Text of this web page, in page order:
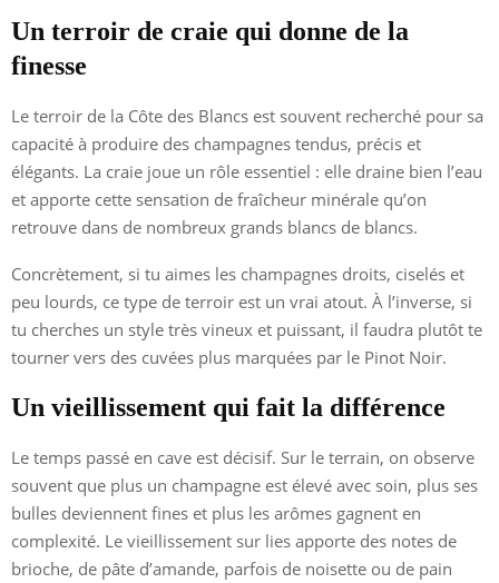
Un terroir de craie qui donne de la
finesse
Le terroir de la Côte des Blancs est souvent recherché pour sa
capacité à produire des champagnes tendus, précis et
élégants. La craie joue un rôle essentiel : elle draine bien l’eau
et apporte cette sensation de fraîcheur minérale qu’on
retrouve dans de nombreux grands blancs de blancs.
Concrètement, si tu aimes les champagnes droits, ciselés et
peu lourds, ce type de terroir est un vrai atout. À l’inverse, si
tu cherches un style très vineux et puissant, il faudra plutôt te
tourner vers des cuvées plus marquées par le Pinot Noir.
Un vieillissement qui fait la différence
Le temps passé en cave est décisif. Sur le terrain, on observe
souvent que plus un champagne est élevé avec soin, plus ses
bulles deviennent fines et plus les arômes gagnent en
complexité. Le vieillissement sur lies apporte des notes de
brioche, de pâte d’amande, parfois de noisette ou de pain